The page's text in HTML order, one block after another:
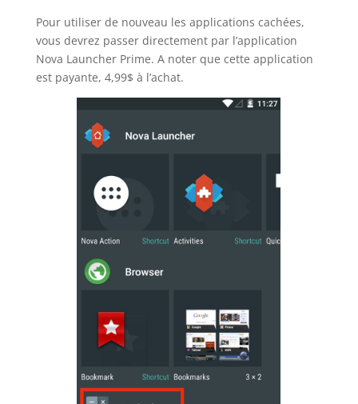
Pour utiliser de nouveau les applications cachées,
vous devrez passer directement par l’application
Nova Launcher Prime. A noter que cette application
est payante, 4,99$ à l’achat.